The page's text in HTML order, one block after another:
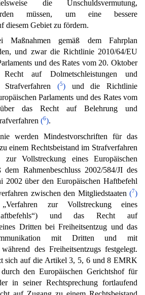
die Unschuldsvermutung,
müssen, um eine bessere
diesem Gebiet zu fördern.
Maßnahmen gemäß dem Fahrplan
und zwar die Richtlinie 2010/64/EU
und des Rates vom 20. Oktober
auf Dolmetschleistungen und
Strafverfahren (5) und die Richtlinie
Parlaments und des Rates vom
das Recht auf Belehrung und
(6).
werden Mindestvorschriften für das
einem Rechtsbeistand im Strafverfahren
Vollstreckung eines Europäischen
dem Rahmenbeschluss 2002/584/JI des
2002 über den Europäischen Haftbefehl
zwischen den Mitgliedstaaten (7)
zur Vollstreckung eines
und das Recht auf
Dritten bei Freiheitsentzug und das
mit Dritten und mit
des Freiheitsentzugs festgelegt.
sich auf die Artikel 3, 5, 6 und 8 EMRK
den Europäischen Gerichtshof für
in seiner Rechtsprechung fortlaufend